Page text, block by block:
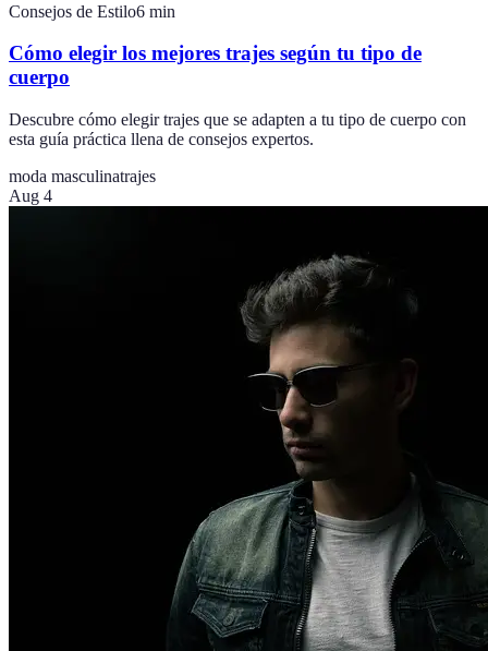
Consejos de Estilo6 min
Cómo elegir los mejores trajes según tu tipo de
cuerpo
Descubre cómo elegir trajes que se adapten a tu tipo de cuerpo con
esta guía práctica llena de consejos expertos.
moda masculinatrajes
Aug 4